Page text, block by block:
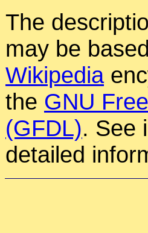
The
may be
Wikipedia
the GNU
(GFDL). See
detailed